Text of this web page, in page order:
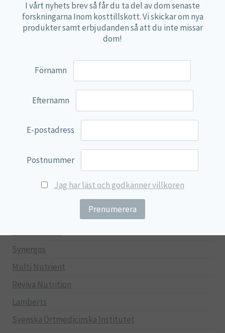
Nyheter
Vitaminer
Fettsyror
Mjölksyrebakterier
Matsmältningsenzymer
Alger
Multi produkter
Näringspulver
Övriga kosttillskott
Synergos
Multi Nutrient
Reviva Nutrition
Lamberts
Svenska Örtmedicinska Institutet
I vårt nyhets brev så får du ta del av dom senaste
forskningarna Inom kosttillskott. Vi skickar om nya
produkter samt erbjudanden så att du inte missar
dom!
Förnamn
Efternamn
E-postadress
Postnummer
Jag har läst och godkänner villkoren